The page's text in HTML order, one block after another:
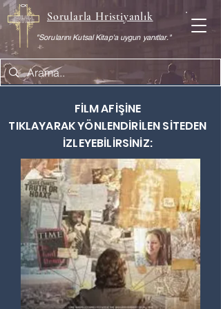
Sorularla Hristiyanlık
"Sorularını Kutsal Kitap'a uygun yanıtlar."
FİLM AFİŞİNE
TIKLAYARAKYÖNLENDİRİLEN SİTEDEN
İZLEYEBİLİRSİNİZ: